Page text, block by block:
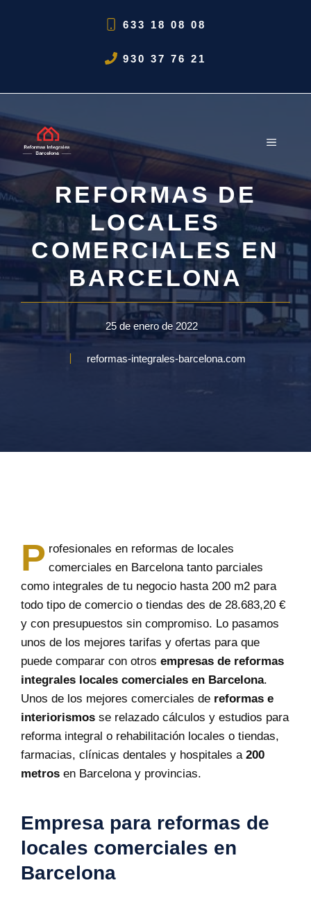
633 18 08 08
930 37 76 21
MENÚ
REFORMAS DE
LOCALES
COMERCIALES EN
BARCELONA
25 de enero de 2022
reformas-integrales-barcelona.com
P rofesionales en reformas de locales
comerciales en Barcelona tanto parciales
como integrales de tu negocio hasta 200 m2 para
todo tipo de comercio o tiendas des de 28.683,20 €
y con presupuestos sin compromiso. Lo pasamos
unos de los mejores tarifas y ofertas para que
puede comparar con otros empresas de reformas
integrales locales comerciales en Barcelona.
Unos de los mejores comerciales de reformas e
interiorismos se relazado cálculos y estudios para
reforma integral o rehabilitación locales o tiendas,
farmacias, clínicas dentales y hospitales a 200
metros en Barcelona y provincias.
Empresa para reformas de
locales comerciales en
Barcelona